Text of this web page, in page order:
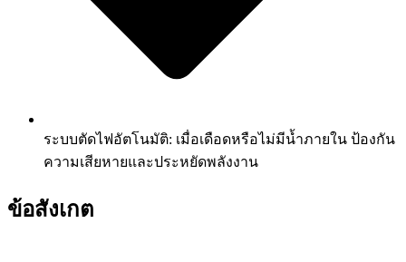
ระบบตัดไฟอัตโนมัติ: เมื่อเดือดหรือไม่มีน้ำภายใน ป้องกัน
ความเสียหายและประหยัดพลังงาน
ข้อสังเกต